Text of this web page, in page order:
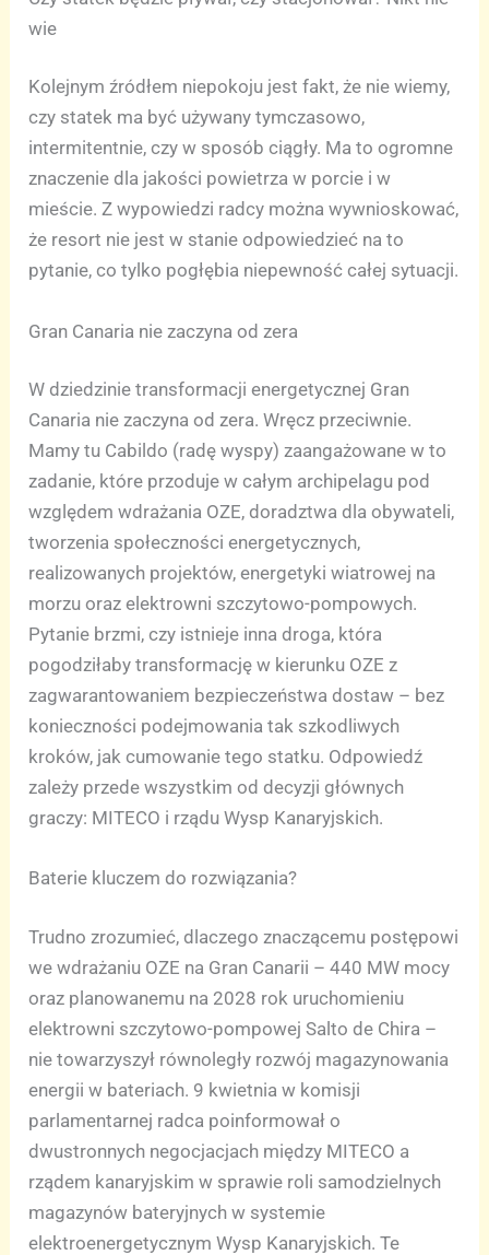
wie
Kolejnym źródłem niepokoju jest fakt, że nie wiemy,
czy statek ma być używany tymczasowo,
intermitentnie, czy w sposób ciągły. Ma to ogromne
znaczenie dla jakości powietrza w porcie i w
mieście. Z wypowiedzi radcy można wywnioskować,
że resort nie jest w stanie odpowiedzieć na to
pytanie, co tylko pogłębia niepewność całej sytuacji.
Gran Canaria nie zaczyna od zera
W dziedzinie transformacji energetycznej Gran
Canaria nie zaczyna od zera. Wręcz przeciwnie.
Mamy tu Cabildo (radę wyspy) zaangażowane w to
zadanie, które przoduje w całym archipelagu pod
względem wdrażania OZE, doradztwa dla obywateli,
tworzenia społeczności energetycznych,
realizowanych projektów, energetyki wiatrowej na
morzu oraz elektrowni szczytowo-pompowych.
Pytanie brzmi, czy istnieje inna droga, która
pogodziłaby transformację w kierunku OZE z
zagwarantowaniem bezpieczeństwa dostaw – bez
konieczności podejmowania tak szkodliwych
kroków, jak cumowanie tego statku. Odpowiedź
zależy przede wszystkim od decyzji głównych
graczy: MITECO i rządu Wysp Kanaryjskich.
Baterie kluczem do rozwiązania?
Trudno zrozumieć, dlaczego znaczącemu postępowi
we wdrażaniu OZE na Gran Canarii – 440 MW mocy
oraz planowanemu na 2028 rok uruchomieniu
elektrowni szczytowo-pompowej Salto de Chira –
nie towarzyszył równoległy rozwój magazynowania
energii w bateriach. 9 kwietnia w komisji
parlamentarnej radca poinformował o
dwustronnych negocjacjach między MITECO a
rządem kanaryjskim w sprawie roli samodzielnych
magazynów bateryjnych w systemie
elektroenergetycznym Wysp Kanaryjskich. Te